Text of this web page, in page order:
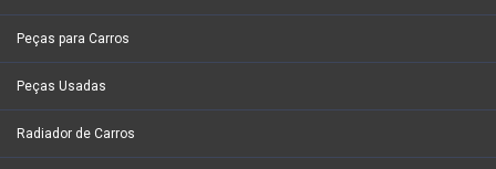
Peças para Carros
Peças Usadas
Radiador de Carros